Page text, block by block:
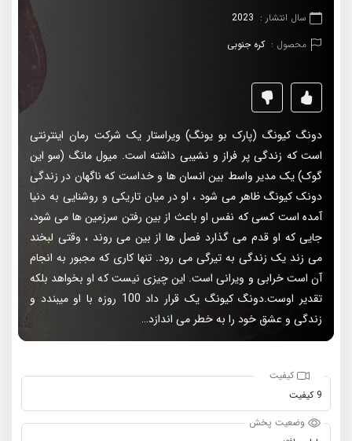
سال انتشار : 2023
محصول : کره جنوبی
دونگ کیونگ (پارک بو یونگ) ویراستار یک شرکت رمان اینترنتی
است که زندگی پر فراز و نشیبی داشته است. میول مانگ (سو این
گوک) یک مدیر واسط بین انسان ها و خداست که ناگهان در زندگی
دونک کیونگ ظاهر می شود ، او در میان تاریکی و روشنایی به دنیا
آمده است کسی که نفس او باعث از بین رفتن سرزمین ها می شود،
جایی که او قدم می گذارد فصل ها از بین می روند ، وقتی لبخند
می زند یک زندگی به تیرگی می رود. تنها کاری که مجبور به انجام
آن است خرابی و ویرانی است. این چیزی نیست که او بخواهد بلکه
تقدیر اوست.دونگ کیونگ یک قرار داد 100 روزه با او میبندد و
زندگی و عشق خود را به خطر می اندازد…
کیفیت
9 کیفیت
وضعیت پخش